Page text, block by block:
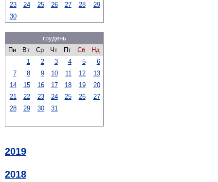
23 24 25 26 27 28
29
30
грудень
Пн
Вт Ср Чт Пт Сб
Нд
1
2 3 4 5
6
7
8 9 10 11 12
13
14
15 16 17 18 19
20
21
22 23 24 25 26
27
28
29 30 31
2019
2018